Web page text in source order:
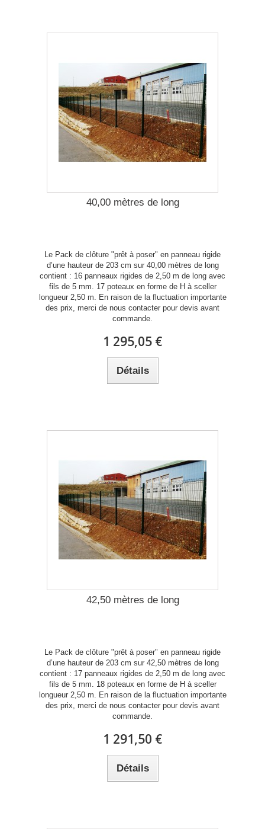
40,00 mètres de long
Le Pack de clôture "prêt à poser" en panneau rigide
d’une hauteur de 203 cm sur 40,00 mètres de long
contient : 16 panneaux rigides de 2,50 m de long avec
fils de 5 mm. 17 poteaux en forme de H à sceller
longueur 2,50 m. En raison de la fluctuation importante
des prix, merci de nous contacter pour devis avant
commande.
1 295,05 €
Détails
42,50 mètres de long
Le Pack de clôture "prêt à poser" en panneau rigide
d’une hauteur de 203 cm sur 42,50 mètres de long
contient : 17 panneaux rigides de 2,50 m de long avec
fils de 5 mm. 18 poteaux en forme de H à sceller
longueur 2,50 m. En raison de la fluctuation importante
des prix, merci de nous contacter pour devis avant
commande.
1 291,50 €
Détails